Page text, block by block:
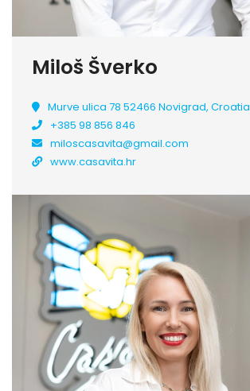
Miloš Šverko
Murve ulica 78 52466 Novigrad, Croatia
+385 98 856 846
miloscasavita@gmail.com
www.casavita.hr